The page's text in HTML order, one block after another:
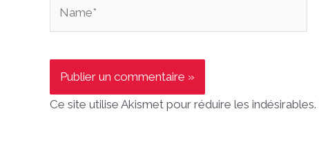
Ce site utilise Akismet pour réduire les indésirables.